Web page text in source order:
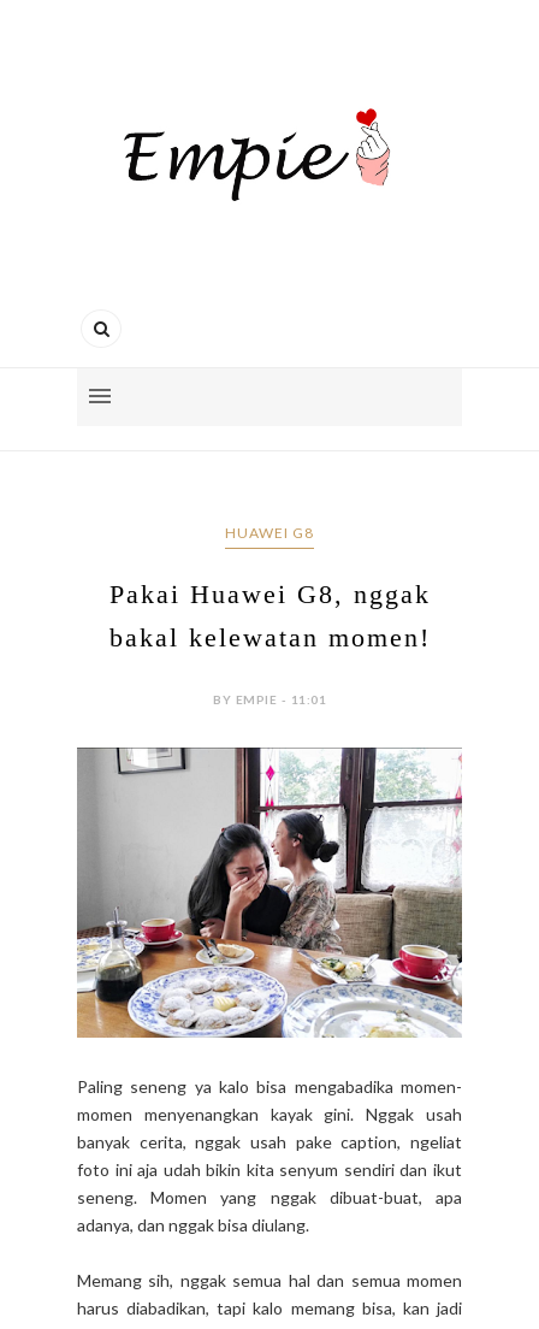
HUAWEI G8
Pakai Huawei G8, nggak
bakal kelewatan momen!​
BY EMPIE - 11:01
Paling seneng ya kalo bisa mengabadika momen-
momen menyenangkan kayak gini. Nggak usah
banyak cerita, nggak usah pake caption, ngeliat
foto ini aja udah bikin kita senyum sendiri dan ikut
seneng. Momen yang nggak dibuat-buat, apa
adanya, dan nggak bisa diulang.
Memang sih, nggak semua hal dan semua momen
harus diabadikan, tapi kalo memang bisa, kan jadi